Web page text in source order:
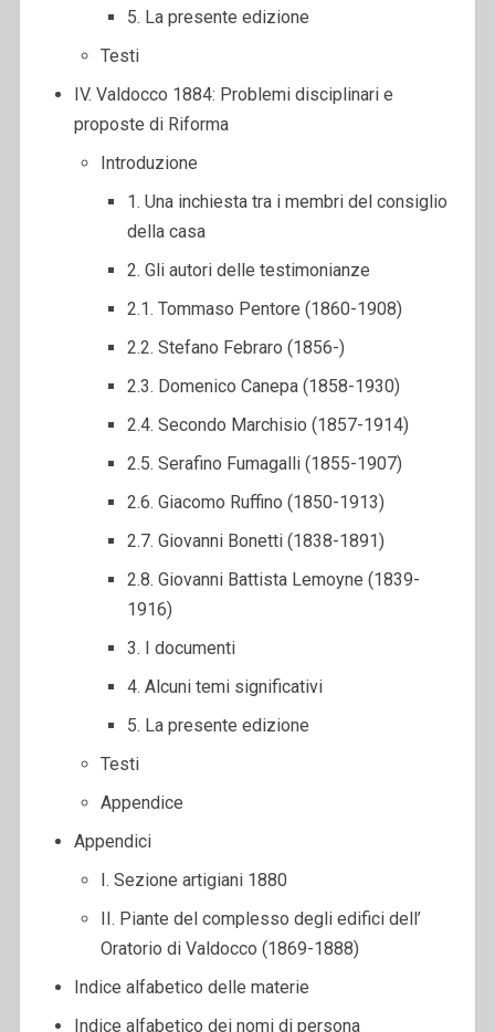
5. La presente edizione
Testi
IV. Valdocco 1884: Problemi disciplinari e
proposte di Riforma
Introduzione
1. Una inchiesta tra i membri del consiglio
della casa
2. Gli autori delle testimonianze
2.1. Tommaso Pentore (1860-1908)
2.2. Stefano Febraro (1856-)
2.3. Domenico Canepa (1858-1930)
2.4. Secondo Marchisio (1857-1914)
2.5. Serafino Fumagalli (1855-1907)
2.6. Giacomo Ruffino (1850-1913)
2.7. Giovanni Bonetti (1838-1891)
2.8. Giovanni Battista Lemoyne (1839-
1916)
3. I documenti
4. Alcuni temi significativi
5. La presente edizione
Testi
Appendice
Appendici
I. Sezione artigiani 1880
II. Piante del complesso degli edifici dell’
Oratorio di Valdocco (1869-1888)
Indice alfabetico delle materie
Indice alfabetico dei nomi di persona